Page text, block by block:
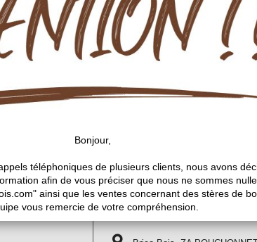
Informations sur notre